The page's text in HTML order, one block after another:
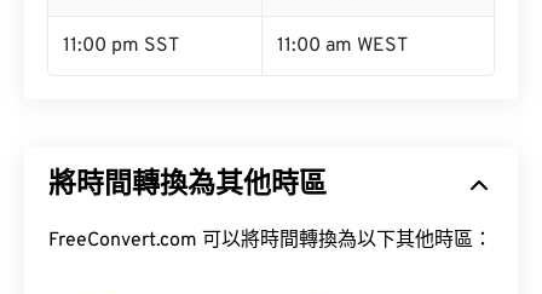
11:00 pm SST 11:00 am WEST
將時間轉換為其他時區
FreeConvert.com 可以將時間轉換為以下其他時區：